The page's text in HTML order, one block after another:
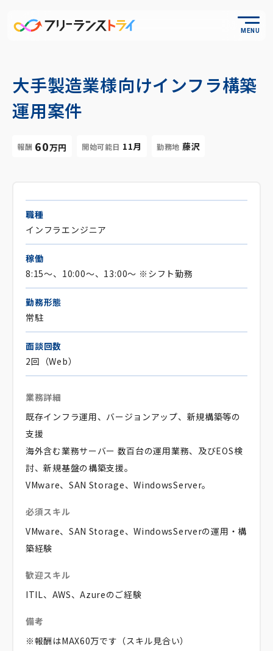
MENU
大手製造業様向けインフラ構築
運用案件
報酬 60万円 開始可能日 11月 勤務地 藤沢
職種
インフラエンジニア
稼働
8:15～、10:00～、13:00～ ※シフト勤務
勤務形態
常駐
面談回数
2回（Web）
業務詳細
既存インフラ運用、バージョンアップ、新規構築等の
支援
海外含む業務サーバー 数百台の運用業務、及びEOS検
討、新規基盤の構築支援。
VMware、SAN Storage、WindowsServer。
必須スキル
VMware、SAN Storage、WindowsServerの運用・構
築経験
歓迎スキル
ITIL、AWS、Azureのご経験
備考
※報酬はMAX60万です（スキル見合い）